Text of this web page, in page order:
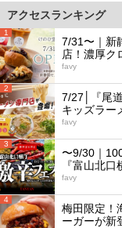
アクセスランキング
1
7/31〜｜新
店！濃厚ク
favy
2
7/27│『尾
キッズラー
favy
3
〜9/30｜
『富山北
favy
4
梅田限定！
ーガーが新